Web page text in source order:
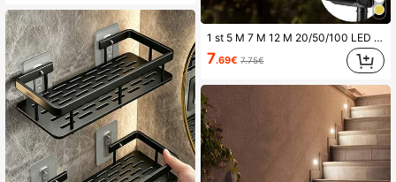
1 st 5 M 7 M 12 M 20/50/100 LED 8 modi Kristallen bol Solar Fairy Light Buiten waterdicht, Vakantiefeestdecoratie Warm wit LED-lichtsnoer voor tuin- en tuindecoratie Herfstdecoratie Huisdecoratie Buitendecoratie
7.69€ 7.75€